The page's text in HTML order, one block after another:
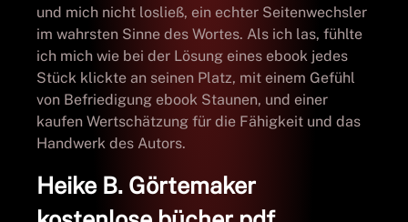
und mich nicht losließ, ein echter Seitenwechsler
im wahrsten Sinne des Wortes. Als ich las, fühlte
ich mich wie bei der Lösung eines ebook jedes
Stück klickte an seinen Platz, mit einem Gefühl
von Befriedigung ebook Staunen, und einer
kaufen Wertschätzung für die Fähigkeit und das
Handwerk des Autors.
Heike B. Görtemaker